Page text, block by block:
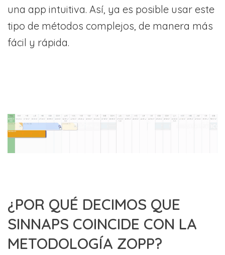
una app intuitiva. Así, ya es posible usar este
tipo de métodos complejos, de manera más
fácil y rápida.
¿POR QUÉ DECIMOS QUE
SINNAPS COINCIDE CON LA
METODOLOGÍA ZOPP?